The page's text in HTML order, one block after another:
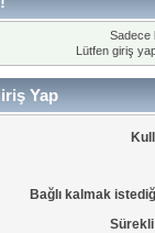
Sadece
Lütfen giriş
Yap
Bağlı kalmak
Sürekli